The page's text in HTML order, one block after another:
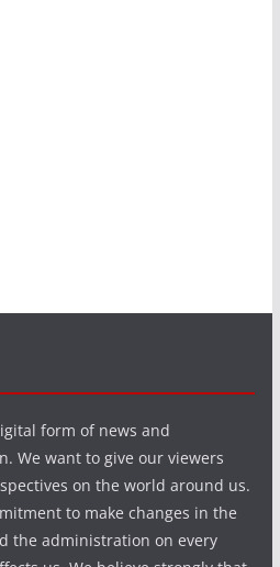
form of news and
We want to give our viewers
on the world around us.
to make changes in the
the administration on every